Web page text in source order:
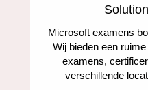
Microsoft examens
Wij bieden een
examens,
verschillende